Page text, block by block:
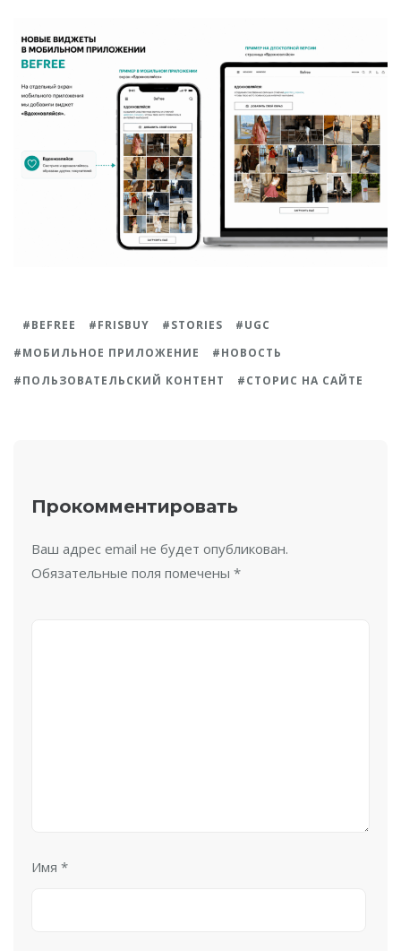
BEFREE FRISBUY STORIES
UGC
МОБИЛЬНОЕ ПРИЛОЖЕНИЕ
НОВОСТЬ
ПОЛЬЗОВАТЕЛЬСКИЙ КОНТЕНТ
СТОРИС НА САЙТЕ
Прокомментировать
Ваш адрес email не будет опубликован.
Обязательные поля помечены *
Имя *